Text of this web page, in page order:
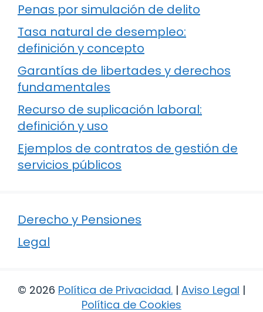
Penas por simulación de delito
Tasa natural de desempleo:
definición y concepto
Garantías de libertades y derechos
fundamentales
Recurso de suplicación laboral:
definición y uso
Ejemplos de contratos de gestión de
servicios públicos
Derecho y Pensiones
Legal
© 2026 Política de Privacidad. | Aviso Legal |
Política de Cookies